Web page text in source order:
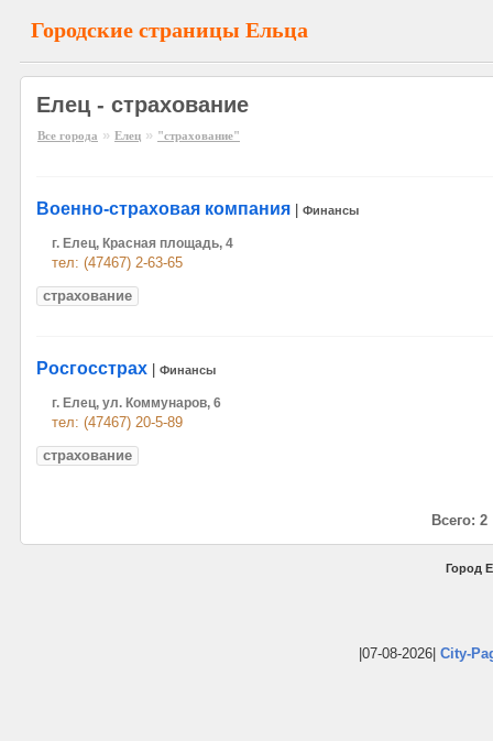
Городские страницы Ельца
Елец - страхование
Все города » Елец » "страхование"
Военно-страховая компания Финансы
г. Елец, Красная площадь, 4
тел: (47467) 2-63-65
страхование
Росгосстрах Финансы
г. Елец, ул. Коммунаров, 6
тел: (47467) 20-5-89
страхование
Всего: 2
Город
|07-08-2026| City-